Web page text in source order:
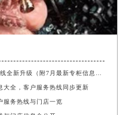
官方通知｜2026年浪琴西宁专柜客户服务热线全新升级（附7月最新专柜信息汇总）
大全，客户服务热线同步更新
服务热线与门店一览